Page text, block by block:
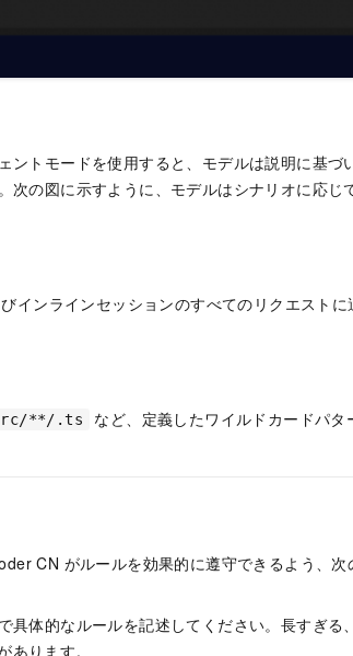
ントモードを使用すると、モデルは説明に基づ
次の図に示すように、モデルはシナリオに応じ
インラインセッションのすべてのリクエスト
**/.ts
など、定義したワイルドカードパ
CN がルールを効果的に遵守できるよう、
具体的なルールを記述してください。長すぎる
あります。